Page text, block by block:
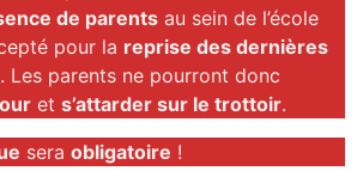
de parents au sein de l’école
pour la reprise des dernières
. Les parents ne pourront donc
et s’attarder sur le trottoir.
sera obligatoire !